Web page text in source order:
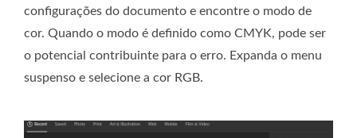
configurações do documento e encontre o modo de
cor. Quando o modo é definido como CMYK, pode ser
o potencial contribuinte para o erro. Expanda o menu
suspenso e selecione a cor RGB.